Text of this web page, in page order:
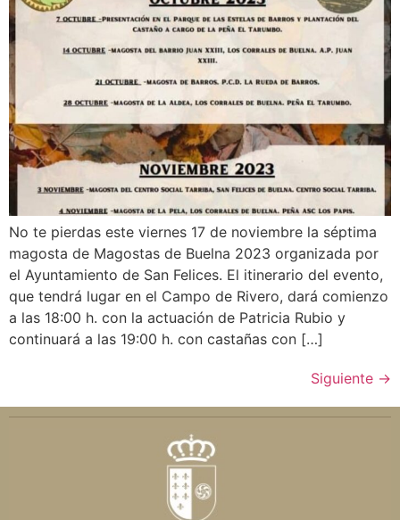
No te pierdas este viernes 17 de noviembre la séptima
magosta de Magostas de Buelna 2023 organizada por
el Ayuntamiento de San Felices. El itinerario del evento,
que tendrá lugar en el Campo de Rivero, dará comienzo
a las 18:00 h. con la actuación de Patricia Rubio y
continuará a las 19:00 h. con castañas con […]
Siguiente →